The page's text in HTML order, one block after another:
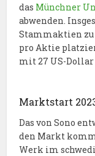
das Münchner
abwenden.
Stammaktien zu
pro Aktie
mit 27 US-
Marktstart
Das von Sono
den Markt
Werk im